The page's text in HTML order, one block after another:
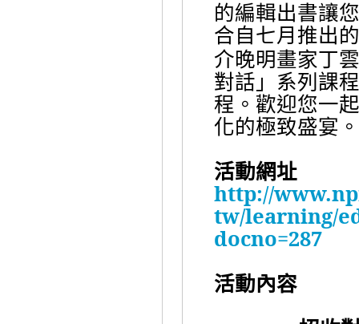
的編輯出書讓
合自七月推出
介晚明畫家丁
對話」系列課
程。歡迎您一
化的極致盛宴。
活動網址
http://
tw/learning/
docno=287
活動內容